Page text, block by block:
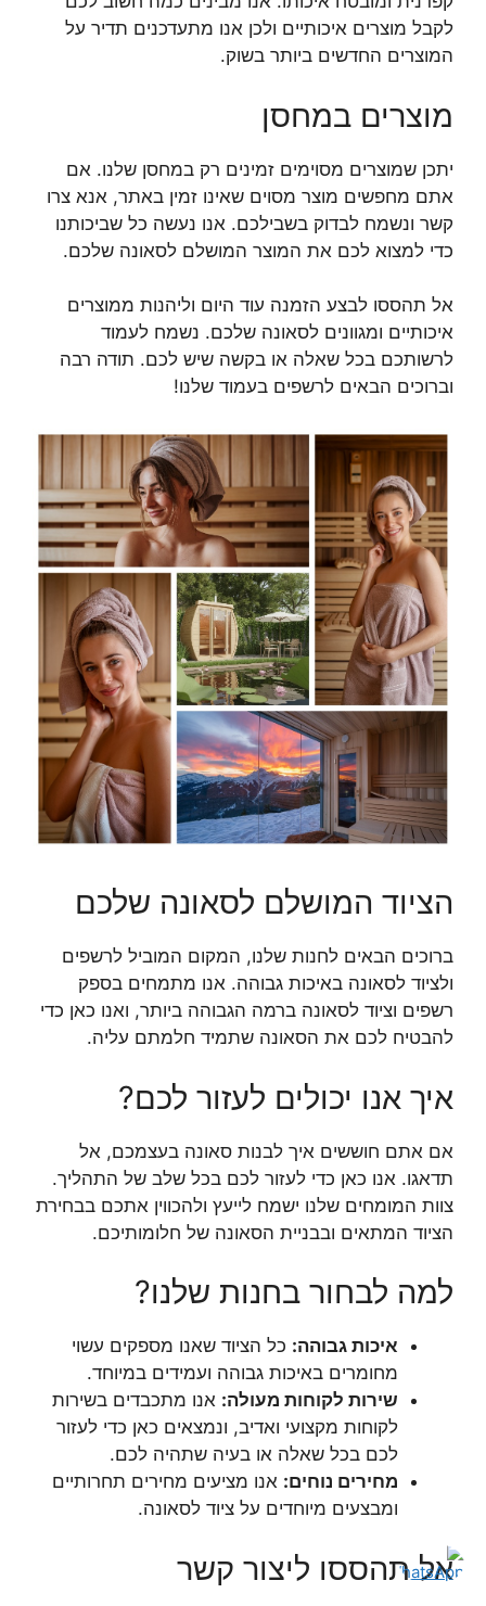
לקבל מוצרים איכותיים ולכן אנו מתעדכנים תדיר על
המוצרים החדשים ביותר בשוק.
מוצרים במחסן
יתכן שמוצרים מסוימים זמינים רק במחסן שלנו. אם
אתם מחפשים מוצר מסוים שאינו זמין באתר, אנא צרו
קשר ונשמח לבדוק בשבילכם. אנו נעשה כל שביכותנו
כדי למצוא לכם את המוצר המושלם לסאונה שלכם.
אל תהססו לבצע הזמנה עוד היום וליהנות ממוצרים
איכותיים ומגוונים לסאונה שלכם. נשמח לעמוד
לרשותכם בכל שאלה או בקשה שיש לכם. תודה רבה
וברוכים הבאים לרשפים בעמוד שלנו!
הציוד המושלם לסאונה שלכם
ברוכים הבאים לחנות שלנו, המקום המוביל לרשפים
ולציוד לסאונה באיכות גבוהה. אנו מתמחים בספק
רשפים וציוד לסאונה ברמה הגבוהה ביותר, ואנו כאן כדי
להבטיח לכם את הסאונה שתמיד חלמתם עליה.
איך אנו יכולים לעזור לכם?
אם אתם חוששים איך לבנות סאונה בעצמכם, אל
תדאגו. אנו כאן כדי לעזור לכם בכל שלב של התהליך.
צוות המומחים שלנו ישמח לייעץ ולהכווין אתכם בבחירת
הציוד המתאים ובבניית הסאונה של חלומותיכם.
למה לבחור בחנות שלנו?
איכות גבוהה: כל הציוד שאנו מספקים עשוי
מחומרים באיכות גבוהה ועמידים במיוחד.
שירות לקוחות מעולה: אנו מתכבדים בשירות
לקוחות מקצועי ואדיב, ונמצאים כאן כדי לעזור
לכם בכל שאלה או בעיה שתהיה לכם.
מחירים נוחים: אנו מציעים מחירים תחרותיים
ומבצעים מיוחדים על ציוד לסאונה.
אל תהססו ליצור קשר